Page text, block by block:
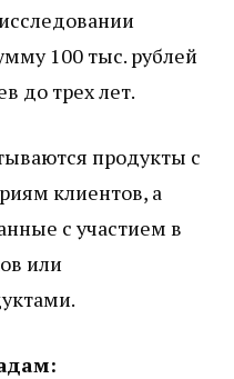
100 тыс. рублей
до трех лет.
продукты с
клиентов, а
с участием в
или